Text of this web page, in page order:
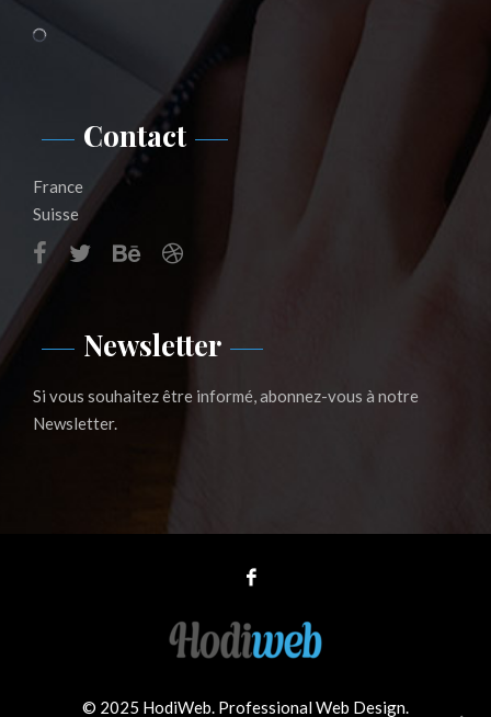
Contact
France
Suisse
Newsletter
Si vous souhaitez être informé, abonnez-vous à notre
Newsletter.
© 2025 HodiWeb. Professional Web Design.